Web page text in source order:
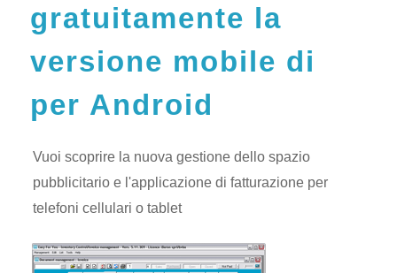
gratuitamente la
versione mobile di
per Android
Vuoi scoprire la nuova gestione dello spazio
pubblicitario e l'applicazione di fatturazione per
telefoni cellulari o tablet